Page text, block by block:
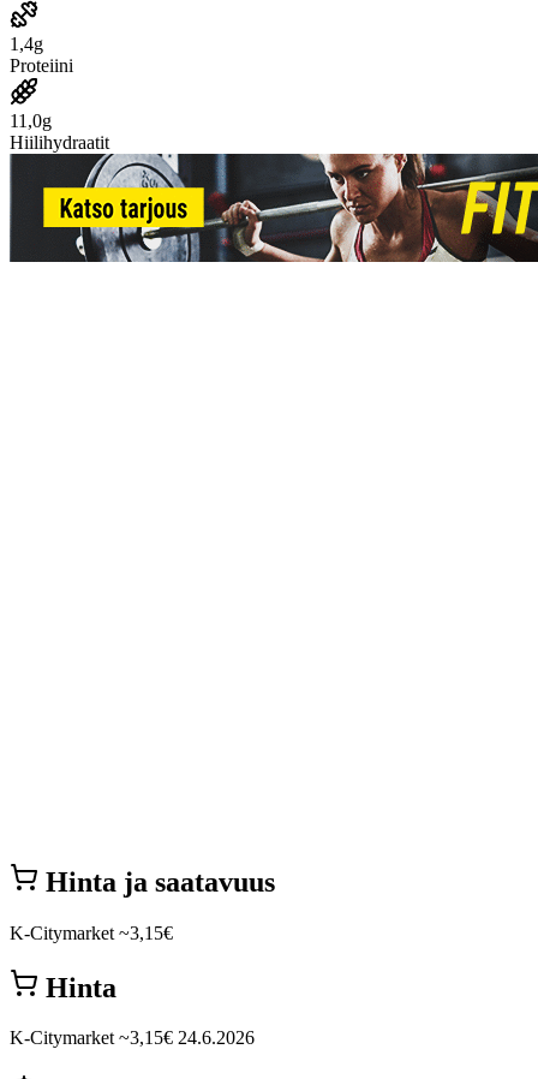
1,4g
Proteiini
11,0g
Hiilihydraatit
Hinta ja saatavuus
K-Citymarket ~3,15€
Hinta
K-Citymarket ~3,15€ 24.6.2026